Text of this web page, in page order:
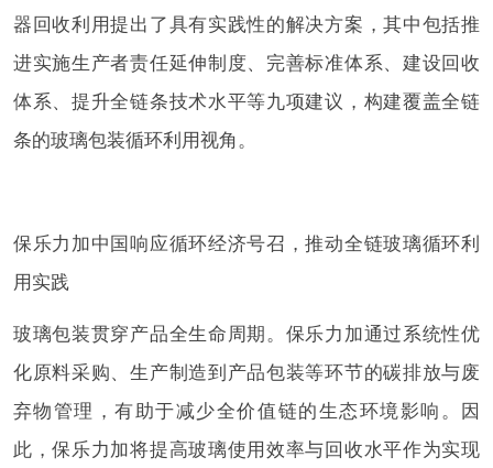
器回收利用提出了具有实践性的解决方案，其中包括推
进实施生产者责任延伸制度、完善标准体系、建设回收
体系、提升全链条技术水平等九项建议，构建覆盖全链
条的玻璃包装循环利用视角。
保乐力加中国响应循环经济号召，推动全链玻璃循环利
用实践
玻璃包装贯穿产品全生命周期。保乐力加通过系统性优
化原料采购、生产制造到产品包装等环节的碳排放与废
弃物管理，有助于减少全价值链的生态环境影响。因
此，保乐力加将提高玻璃使用效率与回收水平作为实现